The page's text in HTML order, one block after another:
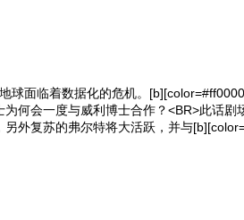
球面临着数据化的危机。
何会一度与威利博士合作？<BR>此话剧
外复苏的弗尔特将大活跃，并与